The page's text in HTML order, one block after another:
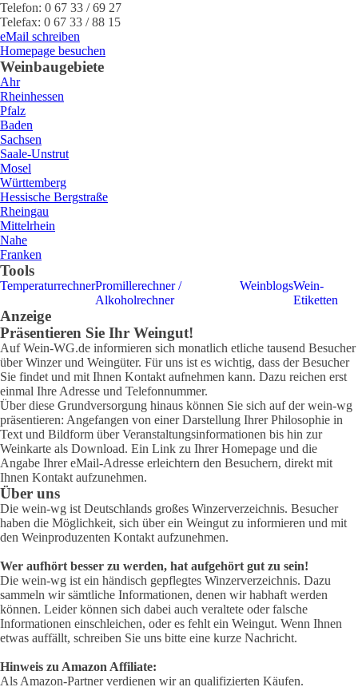
Telefon: 0 67 33 / 69 27
Telefax: 0 67 33 / 88 15
eMail schreiben
Homepage besuchen
Weinbaugebiete
Ahr
Rheinhessen
Pfalz
Baden
Sachsen
Saale-Unstrut
Mosel
Württemberg
Hessische Bergstraße
Rheingau
Mittelrhein
Nahe
Franken
Tools
TemperaturrechnerPromillerechner /
Alkoholrechner
WeinblogsWein-
Etiketten
Anzeige
Präsentieren Sie Ihr Weingut!
Auf Wein-WG.de informieren sich monatlich etliche tausend Besucher
über Winzer und Weingüter. Für uns ist es wichtig, dass der Besucher
Sie findet und mit Ihnen Kontakt aufnehmen kann. Dazu reichen erst
einmal Ihre Adresse und Telefonnummer.
Über diese Grundversorgung hinaus können Sie sich auf der wein-wg
präsentieren: Angefangen von einer Darstellung Ihrer Philosophie in
Text und Bildform über Veranstaltungsinformationen bis hin zur
Weinkarte als Download. Ein Link zu Ihrer Homepage und die
Angabe Ihrer eMail-Adresse erleichtern den Besuchern, direkt mit
Ihnen Kontakt aufzunehmen.
Über uns
Die wein-wg ist Deutschlands großes Winzerverzeichnis. Besucher
haben die Möglichkeit, sich über ein Weingut zu informieren und mit
den Weinproduzenten Kontakt aufzunehmen.
Wer aufhört besser zu werden, hat aufgehört gut zu sein!
Die wein-wg ist ein händisch gepflegtes Winzerverzeichnis. Dazu
sammeln wir sämtliche Informationen, denen wir habhaft werden
können. Leider können sich dabei auch veraltete oder falsche
Informationen einschleichen, oder es fehlt ein Weingut. Wenn Ihnen
etwas auffällt, schreiben Sie uns bitte eine kurze Nachricht.
Hinweis zu Amazon Affiliate:
Als Amazon-Partner verdienen wir an qualifizierten Käufen.